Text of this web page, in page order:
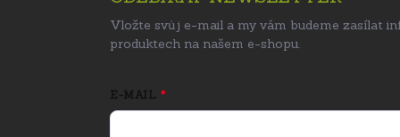
Vložte svůj e-mail a my vám budeme zasílat
produktech na našem e-shopu.
E-MAIL